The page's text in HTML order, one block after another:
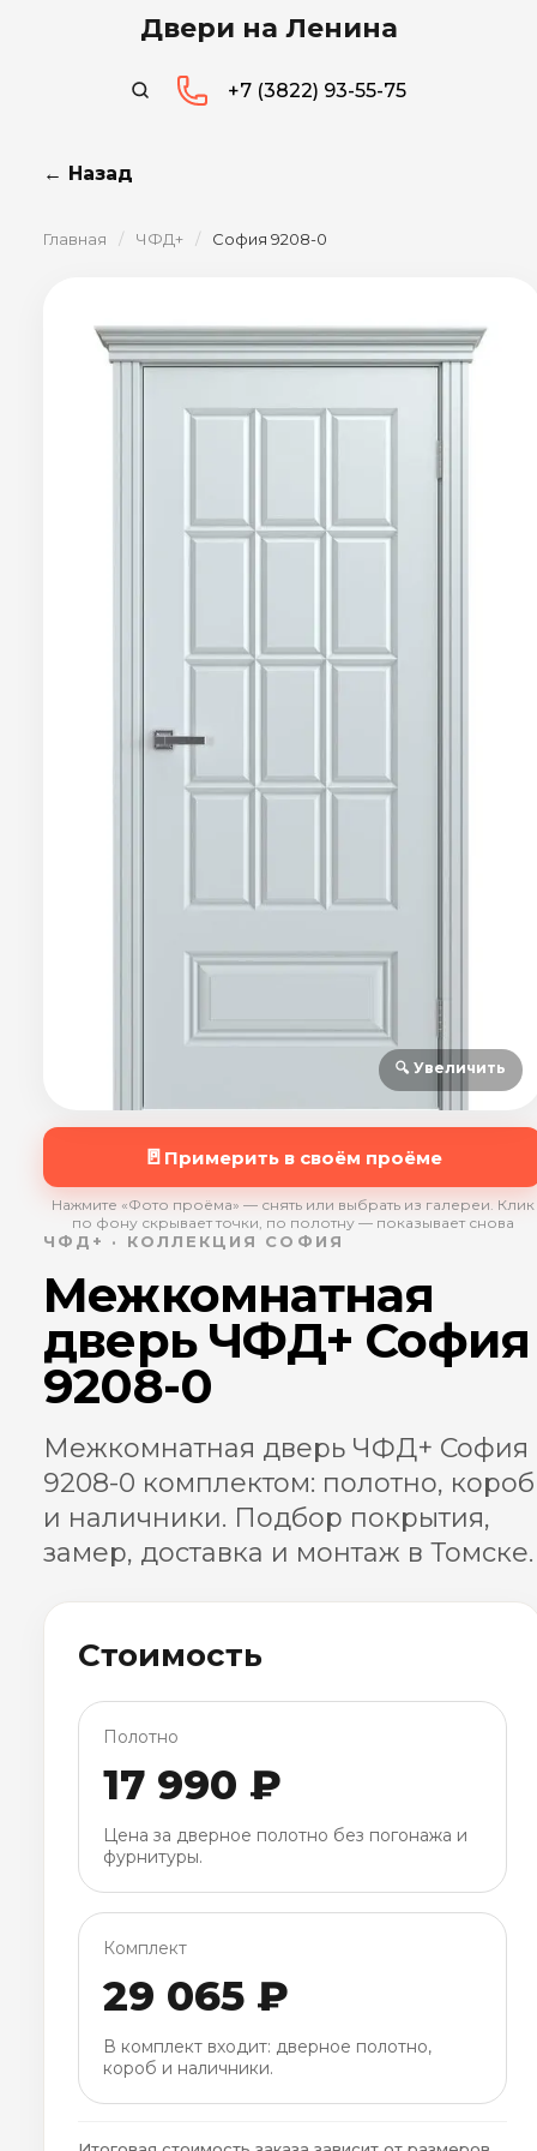
Двери на Ленина
+7 (3822) 93-55-75
← Назад
Главная / ЧФД+ / София 9208-0
🔍 Увеличить
🚪 Примерить в своём проёме
Нажмите «Фото проёма» — снять или выбрать из галереи. Клик
по фону скрывает точки, по полотну — показывает снова
ЧФД+ · КОЛЛЕКЦИЯ СОФИЯ
Межкомнатная
дверь ЧФД+ София
9208-0
Межкомнатная дверь ЧФД+ София
9208-0 комплектом: полотно, короб
и наличники. Подбор покрытия,
замер, доставка и монтаж в Томске.
Стоимость
Полотно
17 990 ₽
Цена за дверное полотно без погонажа и
фурнитуры.
Комплект
29 065 ₽
В комплект входит: дверное полотно,
короб и наличники.